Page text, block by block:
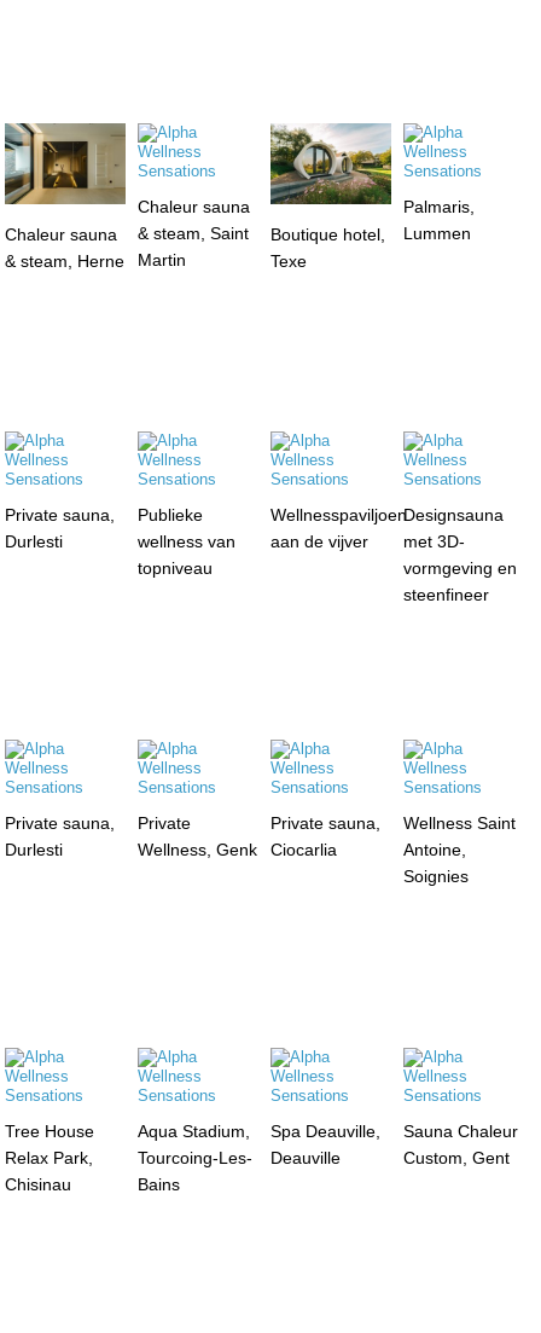
Chaleur sauna
& steam, Herne
Chaleur sauna
& steam, Saint
Martin
Boutique hotel,
Texe
Palmaris,
Lummen
Private sauna,
Durlesti
Publieke
wellness van
topniveau
Wellnesspaviljoen
aan de vijver
Designsauna
met 3D-
vormgeving en
steenfineer
Private sauna,
Durlesti
Private
Wellness, Genk
Private sauna,
Ciocarlia
Wellness Saint
Antoine,
Soignies
Tree House
Relax Park,
Chisinau
Aqua Stadium,
Tourcoing-Les-
Bains
Spa Deauville,
Deauville
Sauna Chaleur
Custom, Gent